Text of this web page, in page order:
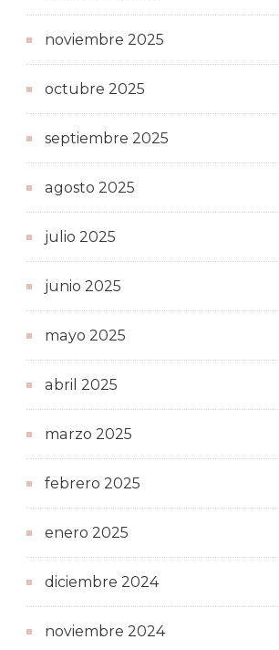
noviembre 2025
octubre 2025
septiembre 2025
agosto 2025
julio 2025
junio 2025
mayo 2025
abril 2025
marzo 2025
febrero 2025
enero 2025
diciembre 2024
noviembre 2024